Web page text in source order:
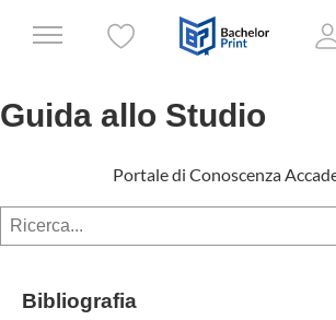
Guida allo Studio
Portale di Conoscenza
rechercher
Bibliografia